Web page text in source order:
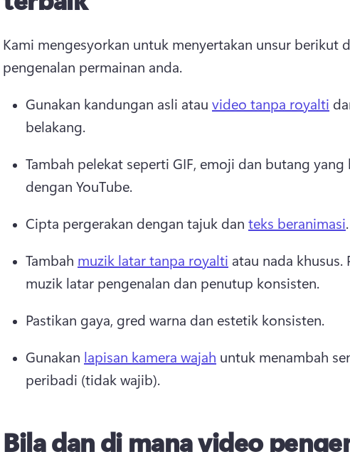
Kami mengesyorkan untuk menyertakan unsur berikut
pengenalan permainan anda.
Gunakan kandungan asli atau video tanpa royalti
belakang.
Tambah pelekat seperti GIF, emoji dan butang yang
dengan YouTube.
Cipta pergerakan dengan tajuk dan teks beranimasi.
Tambah muzik latar tanpa royalti atau nada khusus.
muzik latar pengenalan dan penutup konsisten.
Pastikan gaya, gred warna dan estetik konsisten.
Gunakan lapisan kamera wajah untuk menambah
peribadi (tidak wajib).
Bila dan di mana video